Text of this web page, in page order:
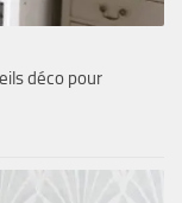
déco pour